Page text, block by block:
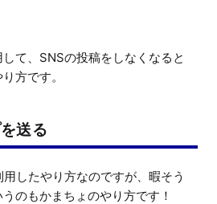
て、SNSの投稿をしなくなると
方です。
送る
したやり方なのですが、暇そう
のもかまちょのやり方です！